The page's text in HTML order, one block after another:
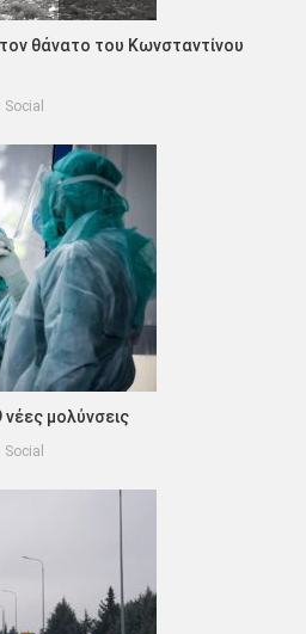
θάνατο του Κωνσταντίνου
Social
νέες μολύνσεις
Social